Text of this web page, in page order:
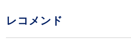
レコメンド